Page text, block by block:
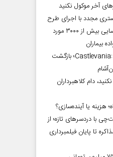
آخر موکول نکنید
بستری مجدد با اجرای طرح
«پرستار پیگیر» | شناسایی بیش از ۳۰۰۰ مورد
بیماران
Castlevania: Belmont’s Curse؛ بازگشت
دام کلاهبرداران
هزینه یا آینده‌سازی؟
با دردسر‌های تازه؛ از
تا پایان فیلمبرداری